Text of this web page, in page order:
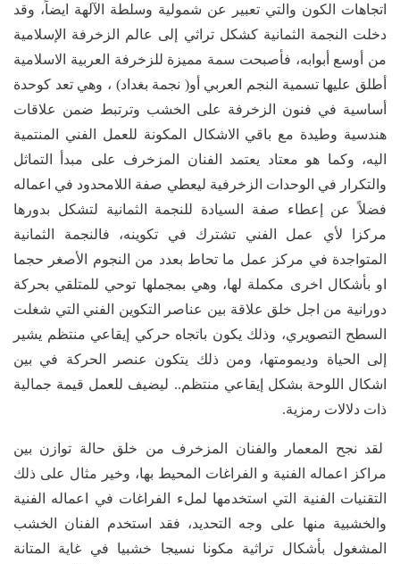
اتجاهات الكون والتي تعبير عن شمولية وسلطة الآلهة ايضاً، وقد
دخلت النجمة الثمانية كشكل تراثي إلى عالم الزخرفة الإسلامية
من أوسع أبوابه، فأصبحت سمة مميزة للزخرفة العربية الاسلامية
أطلق عليها تسمية النجم العربي أو( نجمة بغداد) ، وهي تعد كوحدة
أساسية في فنون الزخرفة على الخشب وترتبط ضمن علاقات
هندسية وطيدة مع باقي الاشكال المكونة للعمل الفني المنتمية
اليه، وكما هو معتاد يعتمد الفنان المزخرف على مبدأ التماثل
والتكرار في الوحدات الزخرفية ليعطي صفة اللامحدود في اعماله
فضلاً عن إعطاء صفة السيادة للنجمة الثمانية لتشكل بدورها
مركزا لأي عمل الفني تشترك في تكوينه، فالنجمة الثمانية
المتواجدة في مركز عمل ما تحاط بعدد من النجوم الأصغر حجما
او بأشكال اخرى مكملة لها، وهي بمجملها توحي للمتلقي بحركة
دورانية من اجل خلق علاقة بين عناصر التكوين الفني التي شغلت
السطح التصويري، وذلك يكون باتجاه حركي إيقاعي منتظم يشير
إلى الحياة وديمومتها، ومن ذلك يتكون عنصر الحركة في بين
اشكال اللوحة بشكل إيقاعي منتظم.. ليضيف للعمل قيمة جمالية
ذات دلالات رمزية.
لقد نجح المعمار والفنان المزخرف من خلق حالة توازن بين
مراكز اعماله الفنية و الفراغات المحيط بها، وخير مثال على ذلك
التقنيات الفنية التي استخدمها لملء الفراغات في اعماله الفنية
والخشبية منها على وجه التحديد، فقد استخدم الفنان الخشب
المشغول بأشكال تراثية مكونا نسيجا خشبيا في غاية المتانة